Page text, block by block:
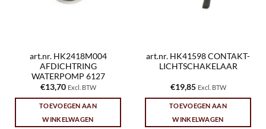
art.nr. HK2418M004
AFDICHTRING
WATERPOMP 6127
€13,70 Excl. BTW
TOEVOEGEN AAN
WINKELWAGEN
art.nr. HK41598 CONTAKT-
LICHTSCHAKELAAR
€19,85 Excl. BTW
TOEVOEGEN AAN
WINKELWAGEN